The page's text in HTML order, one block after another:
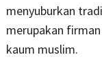
menyuburkan
merupakan
kaum muslim.